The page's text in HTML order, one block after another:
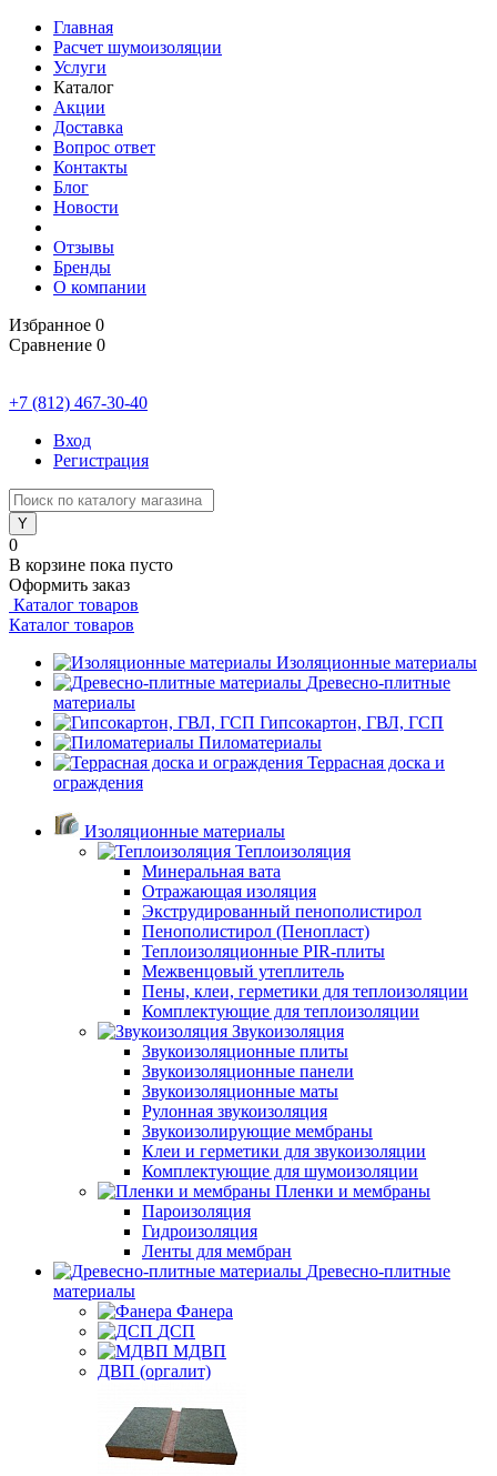
Главная
Расчет шумоизоляции
Услуги
Каталог
Акции
Доставка
Вопрос ответ
Контакты
Блог
Новости
Отзывы
Бренды
О компании
Избранное 0
Сравнение 0
+7 (812) 467-30-40
Вход
Регистрация
0
В корзине пока пусто
Оформить заказ
Каталог товаров
Каталог товаров
Изоляционные материалы
Древесно-плитные
материалы
Гипсокартон, ГВЛ, ГСП
Пиломатериалы
Террасная доска и
ограждения
Изоляционные материалы
Теплоизоляция
Минеральная вата
Отражающая изоляция
Экструдированный пенополистирол
Пенополистирол (Пенопласт)
Теплоизоляционные PIR-плиты
Межвенцовый утеплитель
Пены, клеи, герметики для теплоизоляции
Комплектующие для теплоизоляции
Звукоизоляция
Звукоизоляционные плиты
Звукоизоляционные панели
Звукоизоляционные маты
Рулонная звукоизоляция
Звукоизолирующие мембраны
Клеи и герметики для звукоизоляции
Комплектующие для шумоизоляции
Пленки и мембраны
Пароизоляция
Гидроизоляция
Ленты для мембран
Древесно-плитные
материалы
Фанера
ДСП
МДВП
ДВП (оргалит)